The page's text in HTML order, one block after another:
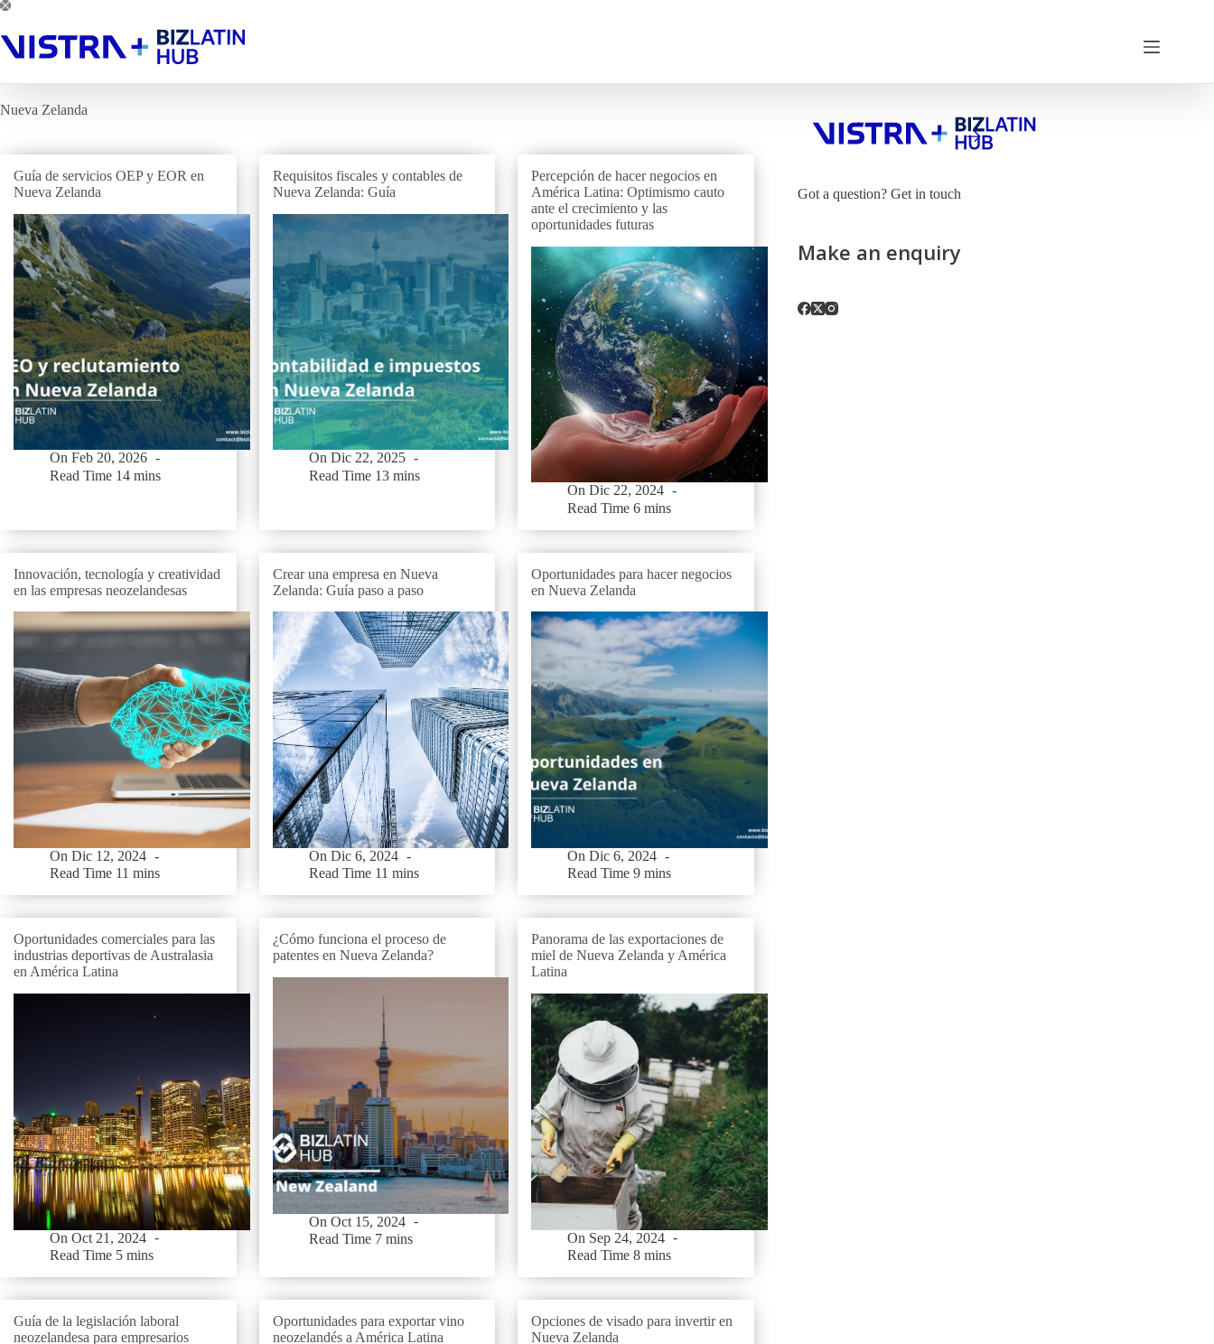
Saltar
contenido
Nueva Zelanda
Guía de servicios OEP y EOR en
Nueva Zelanda
On Feb 20, 2026
Read Time 14 mins
Requisitos fiscales y contables de
Nueva Zelanda: Guía
On Dic 22, 2025
Read Time 13 mins
Percepción de hacer negocios en
América Latina: Optimismo cauto
ante el crecimiento y las
oportunidades futuras
On Dic 22, 2024
Read Time 6 mins
Innovación, tecnología y creatividad
en las empresas neozelandesas
On Dic 12, 2024
Read Time 11 mins
Crear una empresa en Nueva
Zelanda: Guía paso a paso
On Dic 6, 2024
Read Time 11 mins
Oportunidades para hacer negocios
en Nueva Zelanda
On Dic 6, 2024
Read Time 9 mins
Oportunidades comerciales para las
industrias deportivas de Australasia
en América Latina
On Oct 21, 2024
Read Time 5 mins
¿Cómo funciona el proceso de
patentes en Nueva Zelanda?
On Oct 15, 2024
Read Time 7 mins
Panorama de las exportaciones de
miel de Nueva Zelanda y América
Latina
On Sep 24, 2024
Read Time 8 mins
Guía de la legislación laboral
neozelandesa para empresarios
Oportunidades para exportar vino
neozelandés a América Latina
Opciones de visado para invertir en
Nueva Zelanda
Got a question? Get in touch
Make an enquiry